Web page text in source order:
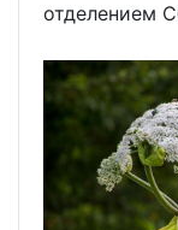
отделением